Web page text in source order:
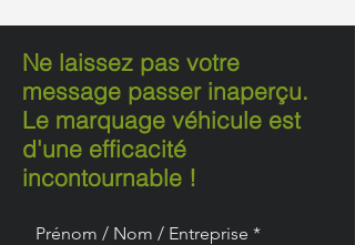
Ne laissez pas votre
message passer inaperçu.
Le marquage véhicule est
d'une efficacité
incontournable !
Prénom / Nom / Entreprise